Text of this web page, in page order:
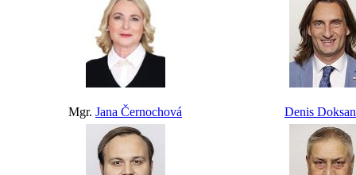
Mgr. Jana Černochová Denis